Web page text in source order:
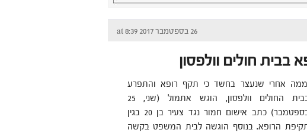
26 בספטמבר 2017 at 8:39
חולים וולפסון
אחרי שנעצר בחשד כי תקף רופא והתפרע
בבית החולים וולפסון, הוגש אתמול (שני, 25
בספטמבר) כתב אישום חמור נגד צעיר בן 20 בגין
הרופא. בנוסף הוגשה לבית המשפט בקשה